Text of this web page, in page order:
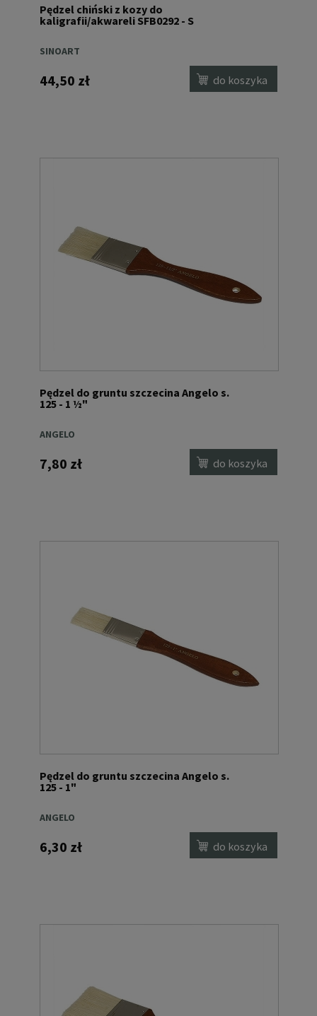
Pędzel chiński z kozy do
kaligrafii/akwareli SFB0292 - S
SINOART
44,50 zł do koszyka
Pędzel do gruntu szczecina Angelo s.
125 - 1 ½"
ANGELO
7,80 zł do koszyka
Pędzel do gruntu szczecina Angelo s.
125 - 1"
ANGELO
6,30 zł do koszyka